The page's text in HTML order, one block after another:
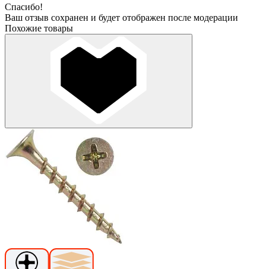
Спасибо!
Ваш отзыв сохранен и будет отображен после модерации
Похожие товары